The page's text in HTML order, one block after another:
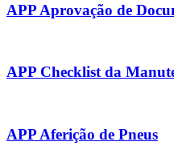
APP Aprovação de
APP Checklist da
APP Aferição de Pneus